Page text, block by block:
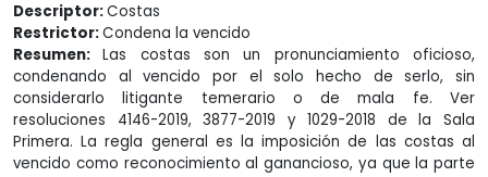
Descriptor:Costas
Restrictor:Condena la vencido
Resumen:Las costas son un pronunciamiento oficioso,
condenando al vencido por el solo hecho de serlo, sin
considerarlo litigante temerario o de mala fe. Ver
resoluciones 4146-2019, 3877-2019 y 1029-2018 de la Sala
Primera. La regla general es la imposición de las costas al
vencido como reconocimiento al ganancioso, ya que la parte